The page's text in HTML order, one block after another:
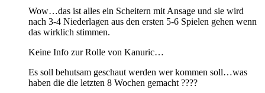
Wow…das ist alles ein Scheitern mit Ansage und sie wird
nach 3-4 Niederlagen aus den ersten 5-6 Spielen gehen wenn
das wirklich stimmen.
Keine Info zur Rolle von Kanuric…
Es soll behutsam geschaut werden wer kommen soll…was
haben die die letzten 8 Wochen gemacht ????